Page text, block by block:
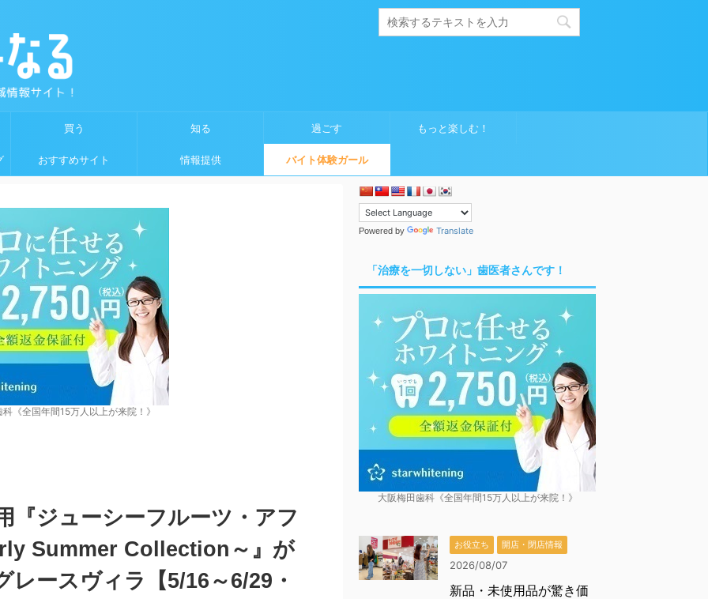
買う 知る 過ごす もっと楽しむ！
おすすめサイト 情報提供 バイト体験ガール
《全国年間15万人以上が来院！》
『ジューシーフルーツ・アフ
Summer Collection～』が
レースヴィラ【5/16～6/29・
Powered by Translate
「治療を一切しない」歯医者さんです！
大阪梅田歯科《全国年間15万人以上が来院！》
お役立ち 開店・閉店情報
2026/08/07
新品・未使用品が驚き価